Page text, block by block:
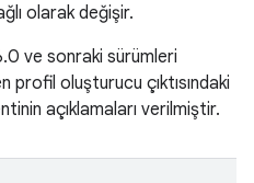
olarak değişir.
ve sonraki sürümleri
profil oluşturucu çıktısındaki
açıklamaları verilmiştir.